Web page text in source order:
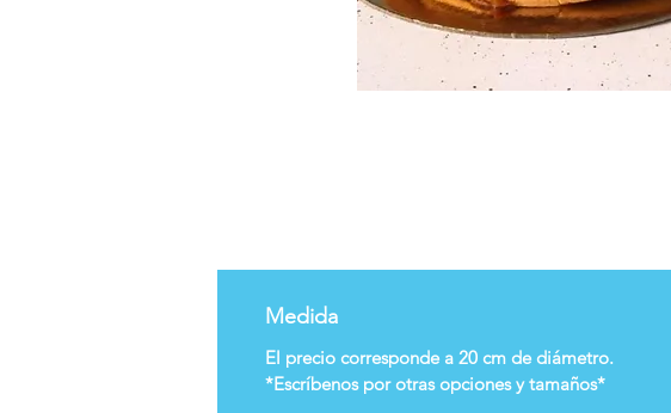
Medida
El precio corresponde a 20 cm de diámetro.
*Escríbenos por otras opciones y tamaños*